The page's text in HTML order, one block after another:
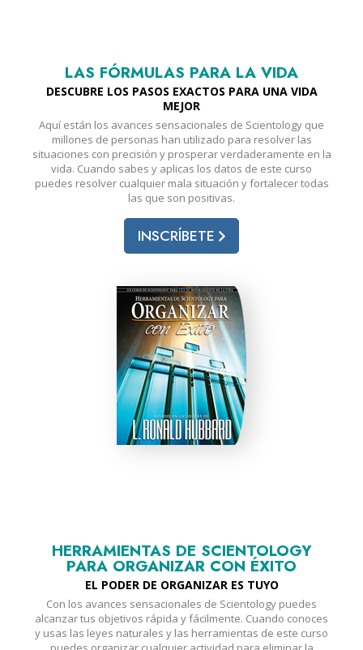
LAS FÓRMULAS PARA LA VIDA
DESCUBRE LOS PASOS EXACTOS PARA UNA VIDA
MEJOR
Aquí están los avances sensacionales de Scientology que
millones de personas han utilizado para resolver las
situaciones con precisión y prosperar verdaderamente en la
vida. Cuando sabes y aplicas los datos de este curso
puedes resolver cualquier mala situación y fortalecer todas
las que son positivas.
INSCRÍBETE
HERRAMIENTAS DE SCIENTOLOGY
PARA ORGANIZAR CON ÉXITO
EL PODER DE ORGANIZAR ES TUYO
Con los avances sensacionales de Scientology puedes
alcanzar tus objetivos rápida y fácilmente. Cuando conoces
y usas las leyes naturales y las herramientas de este curso